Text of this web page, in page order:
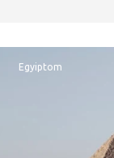
Egyiptom